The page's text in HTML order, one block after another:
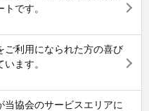
です。
ご利用になられた方の喜び
ます。
当協会のサービスエリアに